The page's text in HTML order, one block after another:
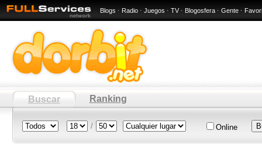
Blogs · Radio · Juegos · TV · Blogosfera · Gente ·
Buscar Ranking
/ Online